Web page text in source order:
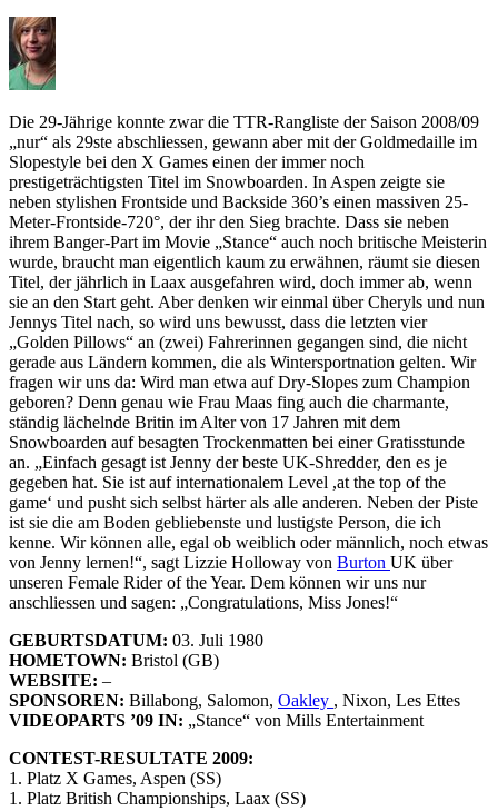
Die 29-Jährige konnte zwar die TTR-Rangliste der Saison 2008/09
„nur“ als 29ste abschliessen, gewann aber mit der Goldmedaille im
Slopestyle bei den X Games einen der immer noch
prestigeträchtigsten Titel im Snowboarden. In Aspen zeigte sie
neben stylishen Frontside und Backside 360’s einen massiven 25-
Meter-Frontside-720°, der ihr den Sieg brachte. Dass sie neben
ihrem Banger-Part im Movie „Stance“ auch noch britische Meisterin
wurde, braucht man eigentlich kaum zu erwähnen, räumt sie diesen
Titel, der jährlich in Laax ausgefahren wird, doch immer ab, wenn
sie an den Start geht. Aber denken wir einmal über Cheryls und nun
Jennys Titel nach, so wird uns bewusst, dass die letzten vier
„Golden Pillows“ an (zwei) Fahrerinnen gegangen sind, die nicht
gerade aus Ländern kommen, die als Wintersportnation gelten. Wir
fragen wir uns da: Wird man etwa auf Dry-Slopes zum Champion
geboren? Denn genau wie Frau Maas fing auch die charmante,
ständig lächelnde Britin im Alter von 17 Jahren mit dem
Snowboarden auf besagten Trockenmatten bei einer Gratisstunde
an. „Einfach gesagt ist Jenny der beste UK-Shredder, den es je
gegeben hat. Sie ist auf internationalem Level ,at the top of the
game‘ und pusht sich selbst härter als alle anderen. Neben der Piste
ist sie die am Boden gebliebenste und lustigste Person, die ich
kenne. Wir können alle, egal ob weiblich oder männlich, noch etwas
von Jenny lernen!“, sagt Lizzie Holloway von Burton UK über
unseren Female Rider of the Year. Dem können wir uns nur
anschliessen und sagen: „Congratulations, Miss Jones!“
GEBURTSDATUM: 03. Juli 1980
HOMETOWN: Bristol (GB)
WEBSITE: –
SPONSOREN: Billabong, Salomon, Oakley , Nixon, Les Ettes
VIDEOPARTS ’09 IN: „Stance“ von Mills Entertainment
CONTEST-RESULTATE 2009:
1. Platz X Games, Aspen (SS)
1. Platz British Championships, Laax (SS)